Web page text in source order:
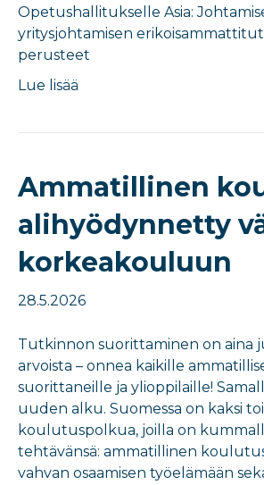
Opetushallitukselle Asia:
yritysjohtamisen
perusteet
Lue lisää
Ammatillinen
alihyödynnetty
korkeakouluun
28.5.2026
Tutkinnon suorittaminen on aina
arvoista – onnea kaikille
suorittaneille ja ylioppilaille!
uuden alku. Suomessa on kaksi
koulutuspolkua, joilla on
tehtävänsä: ammatillinen
vahvan osaamisen työelämään